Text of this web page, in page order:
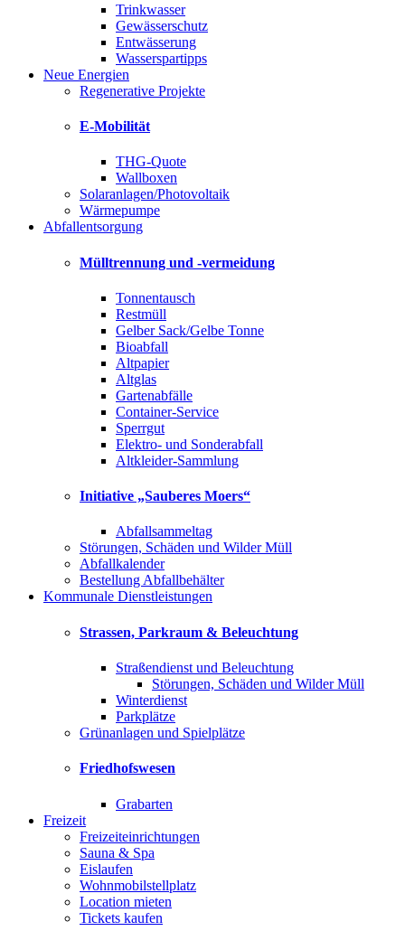
Trinkwasser
Gewässerschutz
Entwässerung
Wasserspartipps
Neue Energien
Regenerative Projekte
E-Mobilität
THG-Quote
Wallboxen
Solaranlagen/Photovoltaik
Wärmepumpe
Abfallentsorgung
Mülltrennung und -vermeidung
Tonnentausch
Restmüll
Gelber Sack/Gelbe Tonne
Bioabfall
Altpapier
Altglas
Gartenabfälle
Container-Service
Sperrgut
Elektro- und Sonderabfall
Altkleider-Sammlung
Initiative „Sauberes Moers“
Abfallsammeltag
Störungen, Schäden und Wilder Müll
Abfallkalender
Bestellung Abfallbehälter
Kommunale Dienstleistungen
Strassen, Parkraum & Beleuchtung
Straßendienst und Beleuchtung
Störungen, Schäden und Wilder Müll
Winterdienst
Parkplätze
Grünanlagen und Spielplätze
Friedhofswesen
Grabarten
Freizeit
Freizeiteinrichtungen
Sauna & Spa
Eislaufen
Wohnmobilstellplatz
Location mieten
Tickets kaufen